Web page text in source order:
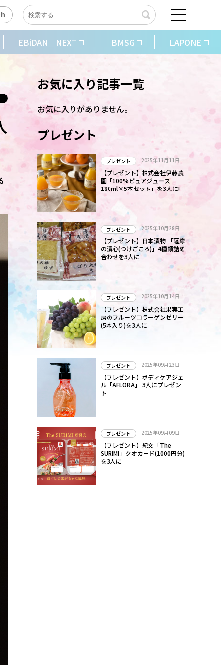
EBiDAN NEXT BMSG LAPONE
お気に入り記事一覧
お気に入りがありません。
プレゼント
プレゼント 2025年11月11日
【プレゼント】株式会社伊藤農
園「100%ピュアジュース
180ml×5本セット」を3人に!
プレゼント 2025年10月28日
【プレゼント】日本漬物 「薩摩
の漬心(つけごころ)」4種類詰め
合わせを3人に
プレゼント 2025年10月14日
【プレゼント】株式会社果実工
房のフルーツコラーゲンゼリー
(5本入り)を3人に
プレゼント 2025年09月23日
【プレゼント】ボディケアジェ
ル「AFLORA」 3人にプレゼン
ト
プレゼント 2025年09月09日
【プレゼント】紀文「The
SURIMI」クオカード(1000円分)
を3人に